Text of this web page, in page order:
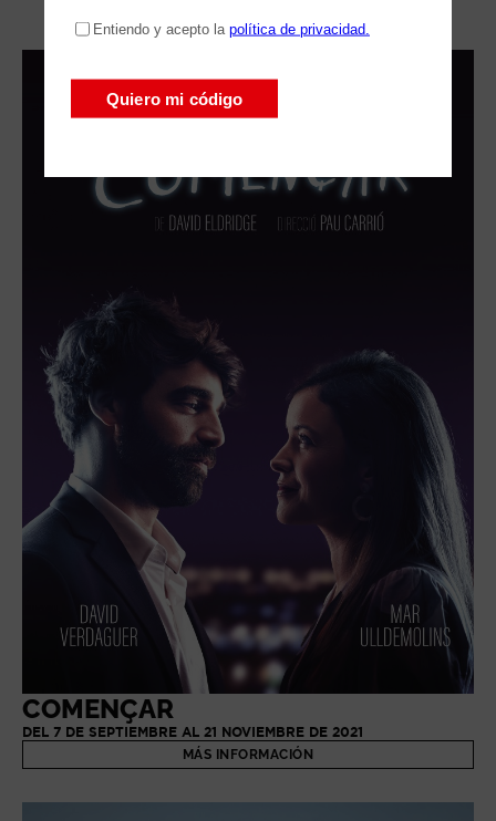
COMENÇAR
DEL 7 DE SEPTIEMBRE AL 21 NOVIEMBRE DE 2021
MÁS INFORMACIÓN